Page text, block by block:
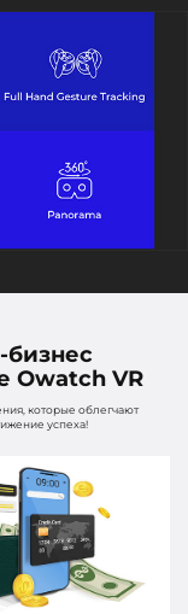
бизнес
Owatch VR
которые облегчают
успеха!